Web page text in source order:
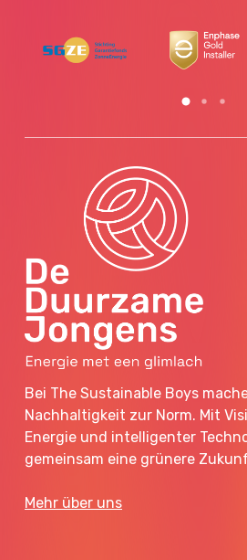
Bei The Sustainable Boys
Nachhaltigkeit zur Norm. Mit
Energie und intelligenter
gemeinsam eine grünere
Mehr über uns